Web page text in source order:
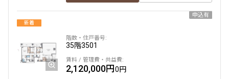
新着
申込有
35階3501
2,120,000円0円